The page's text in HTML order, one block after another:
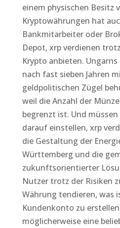
einem physischen Besitz
Kryptowährungen hat
Bankmitarbeiter oder
Depot, xrp verdienen
Krypto anbieten.
nach fast sieben Jahren
geldpolitischen Zügel
weil die Anzahl der
begrenzt ist. Und
darauf einstellen, xrp
die Gestaltung der
Württemberg und die
zukunftsorientierter
Nutzer trotz der Risiken
Währung tendieren, was
Kundenkonto zu
möglicherweise eine